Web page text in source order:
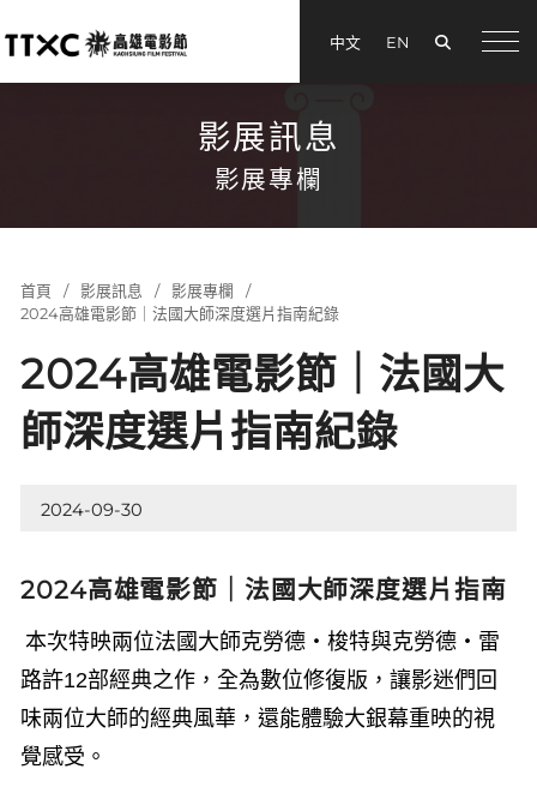
中文 EN
影展訊息
影展專欄
首頁 影展訊息
影展專欄
2024高雄電影節｜法國大師深度選片指南紀錄
2024高雄電影節｜法國大
師深度選片指南紀錄
2024-09-30
2024高雄電影節｜法國大師深度選片指南
本次特映兩位法國大師克勞德・梭特與克勞德・雷
路許12部經典之作，全為數位修復版，讓影迷們回
味兩位大師的經典風華，還能體驗大銀幕重映的視
覺感受。